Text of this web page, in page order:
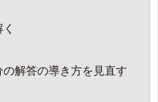
解答の導き方を見直す